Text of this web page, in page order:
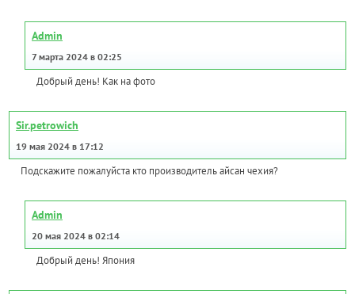
Admin
7 марта 2024 в 02:25
Добрый день! Как на фото
Sir.petrowich
19 мая 2024 в 17:12
Подскажите пожалуйста кто производитель айсан чехия?
Admin
20 мая 2024 в 02:14
Добрый день! Япония